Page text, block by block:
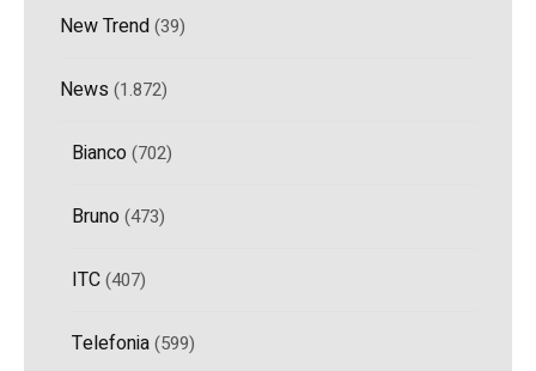
New Trend(39)
News (1.872)
Bianco(702)
Bruno(473)
ITC(407)
Telefonia(599)